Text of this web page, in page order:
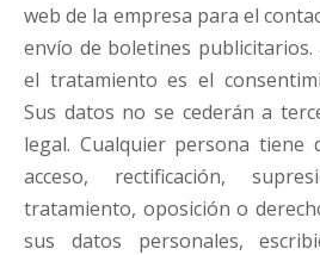
web de la empresa para el
envío de boletines
el tratamiento es el
Sus datos no se cederán a
legal. Cualquier persona tiene
acceso, rectificación,
tratamiento, oposición o
sus datos personales,